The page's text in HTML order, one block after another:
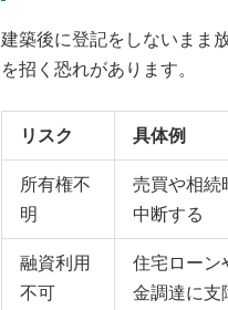
建築後に登記をしないまま
を招く恐れがあります。
リスク 具体例
所有権不
明
売買や相続
中断する
融資利用
不可
住宅ローン
金調達に支